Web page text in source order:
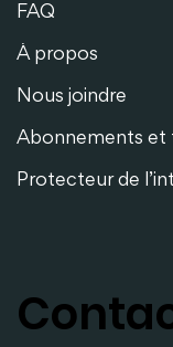
Nous joindre
FAQ
Abonnements et
À propos
Protecteur de